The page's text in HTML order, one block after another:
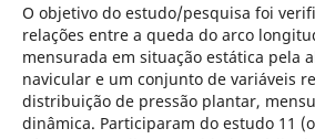
O objetivo do estudo/pesquisa foi
relações entre a queda do arco
mensurada em situação estática pela
navicular e um conjunto de variáveis
distribuição de pressão plantar,
dinâmica. Participaram do estudo 11